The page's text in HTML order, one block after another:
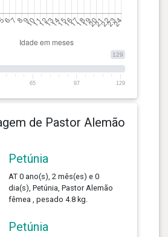
129
65 97 129
de Pastor Alemão
Petúnia
AT 0 ano(s), 2 mês(es) e 0
dia(s), Petúnia, Pastor Alemão
fêmea , pesado 4.8 kg.
Petúnia